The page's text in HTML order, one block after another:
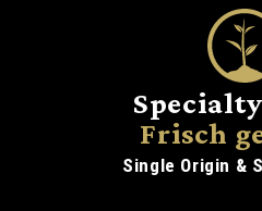
Frisch
Single Origin &